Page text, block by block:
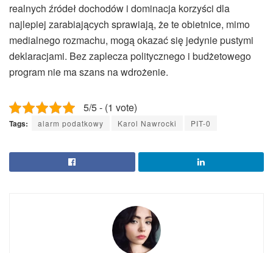
realnych źródeł dochodów i dominacja korzyści dla
najlepiej zarabiających sprawiają, że te obietnice, mimo
medialnego rozmachu, mogą okazać się jedynie pustymi
deklaracjami. Bez zaplecza politycznego i budżetowego
program nie ma szans na wdrożenie.
5/5 - (1 vote)
Tags: alarm podatkowy Karol Nawrocki PIT-0